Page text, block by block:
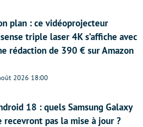
plan : ce vidéoprojecteur
triple laser 4K s’affiche avec
rédaction de 390 € sur Amazon
2026 18:00
18 : quels Samsung Galaxy
recevront pas la mise à jour ?